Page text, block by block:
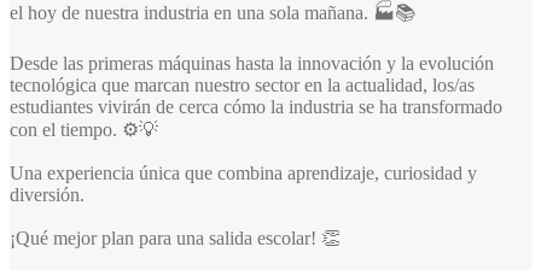
el hoy de nuestra industria en una sola mañana. 🏭📚
Desde las primeras máquinas hasta la innovación y la evolución
tecnológica que marcan nuestro sector en la actualidad, los/as
estudiantes vivirán de cerca cómo la industria se ha transformado
con el tiempo. ⚙️💡
Una experiencia única que combina aprendizaje, curiosidad y
diversión.
¡Qué mejor plan para una salida escolar! 👏